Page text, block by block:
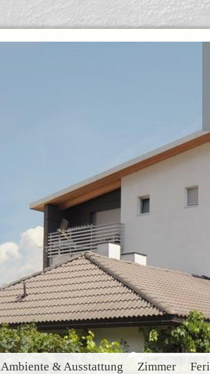
Ambiente & Ausstattung Zimmer